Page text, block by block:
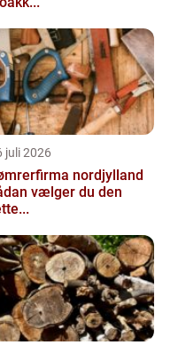
juli 2026
nordjylland
vælger du den